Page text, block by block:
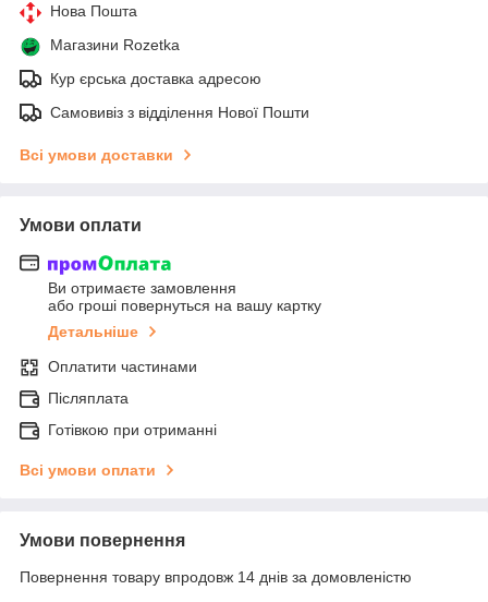
Нова Пошта
Магазини Rozetka
Кур єрська доставка адресою
Самовивіз з відділення Нової Пошти
Всі умови доставки
Умови оплати
Ви отримаєте замовлення
або гроші повернуться на вашу картку
Детальніше
Оплатити частинами
Післяплата
Готівкою при отриманні
Всі умови оплати
Умови повернення
Повернення товару впродовж 14 днів за домовленістю